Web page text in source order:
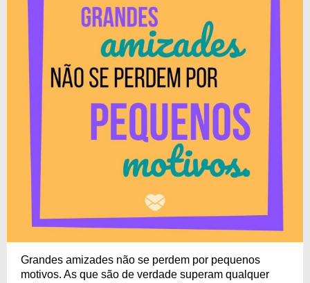
Grandes amizades não se perdem por pequenos
motivos. As que são de verdade superam qualquer